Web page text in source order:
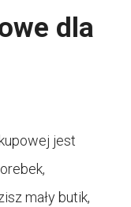
dla
jest
mały butik,